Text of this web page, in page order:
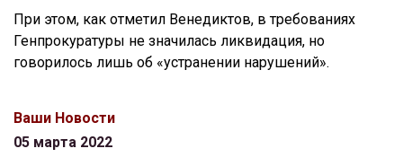
При этом, как отметил Венедиктов, в требованиях
Генпрокуратуры не значилась ликвидация, но
говорилось лишь об «устранении нарушений».
Ваши Новости
05 марта 2022